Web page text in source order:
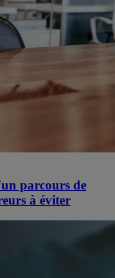
parcours de
à éviter